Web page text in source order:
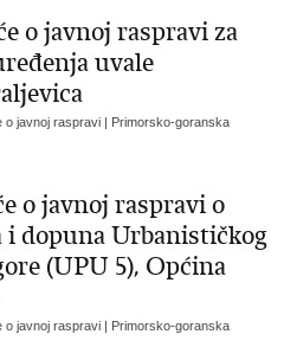
o javnoj raspravi za
uvale
o javnoj raspravi | Primorsko-goranska
o javnoj raspravi o
dopuna Urbanističkog
(UPU 5), Općina
o javnoj raspravi | Primorsko-goranska